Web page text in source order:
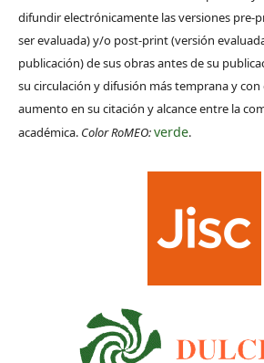
difundir electrónicamente las versiones pre-
ser evaluada) y/o post-print (versión
publicación) de sus obras antes de su
su circulación y difusión más temprana y
aumento en su citación y alcance entre la
académica. Color RoMEO:verde.